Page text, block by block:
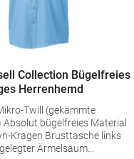
Collection Bügelfreies
Herrenhemd
Twill (gekämmte
links
Ärmelsaum